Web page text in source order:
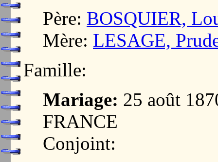
Père: BOSQUIER,
Mère: LESAGE,
Famille:
Mariage: 25 août
FRANCE
Conjoint: